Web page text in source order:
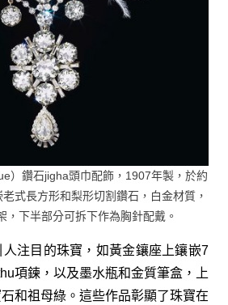
）鑽石jigha頭巾配飾，1907年製，於約
式長方形和梨形切割鑽石，白金材質，
，下半部分可拆下作為胸針配戴。
注目的珠寶，如黃金鑲座上鑲嵌7
項鍊，以及墨水瓶和金質筆盒，上
和祖母綠。這些作品彰顯了珠寶在